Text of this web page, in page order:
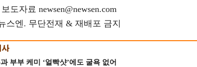
도자료 newsen@newsen.com
스엔. 무단전재 & 재배포 금지
부부 케미 ‘얼빡샷’에도 굴욕 없어